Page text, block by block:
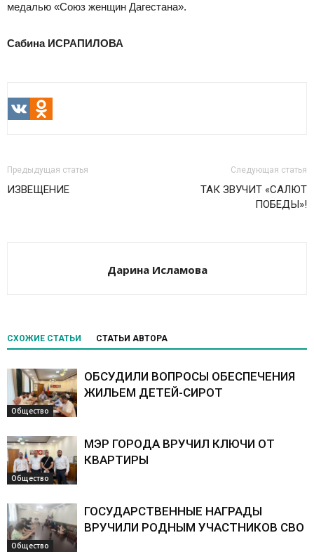
медалью «Союз женщин Дагестана».
Сабина ИСРАПИЛОВА
Предыдущая статья
ИЗВЕЩЕНИЕ
Следующая статья
ТАК ЗВУЧИТ «САЛЮТ
ПОБЕДЫ»!
Дарина Исламова
СХОЖИЕ СТАТЬИ СТАТЬИ АВТОРА
Общество
ОБСУДИЛИ ВОПРОСЫ ОБЕСПЕЧЕНИЯ
ЖИЛЬЕМ ДЕТЕЙ-СИРОТ
Общество
МЭР ГОРОДА ВРУЧИЛ КЛЮЧИ ОТ
КВАРТИРЫ
Общество
ГОСУДАРСТВЕННЫЕ НАГРАДЫ
ВРУЧИЛИ РОДНЫМ УЧАСТНИКОВ СВО